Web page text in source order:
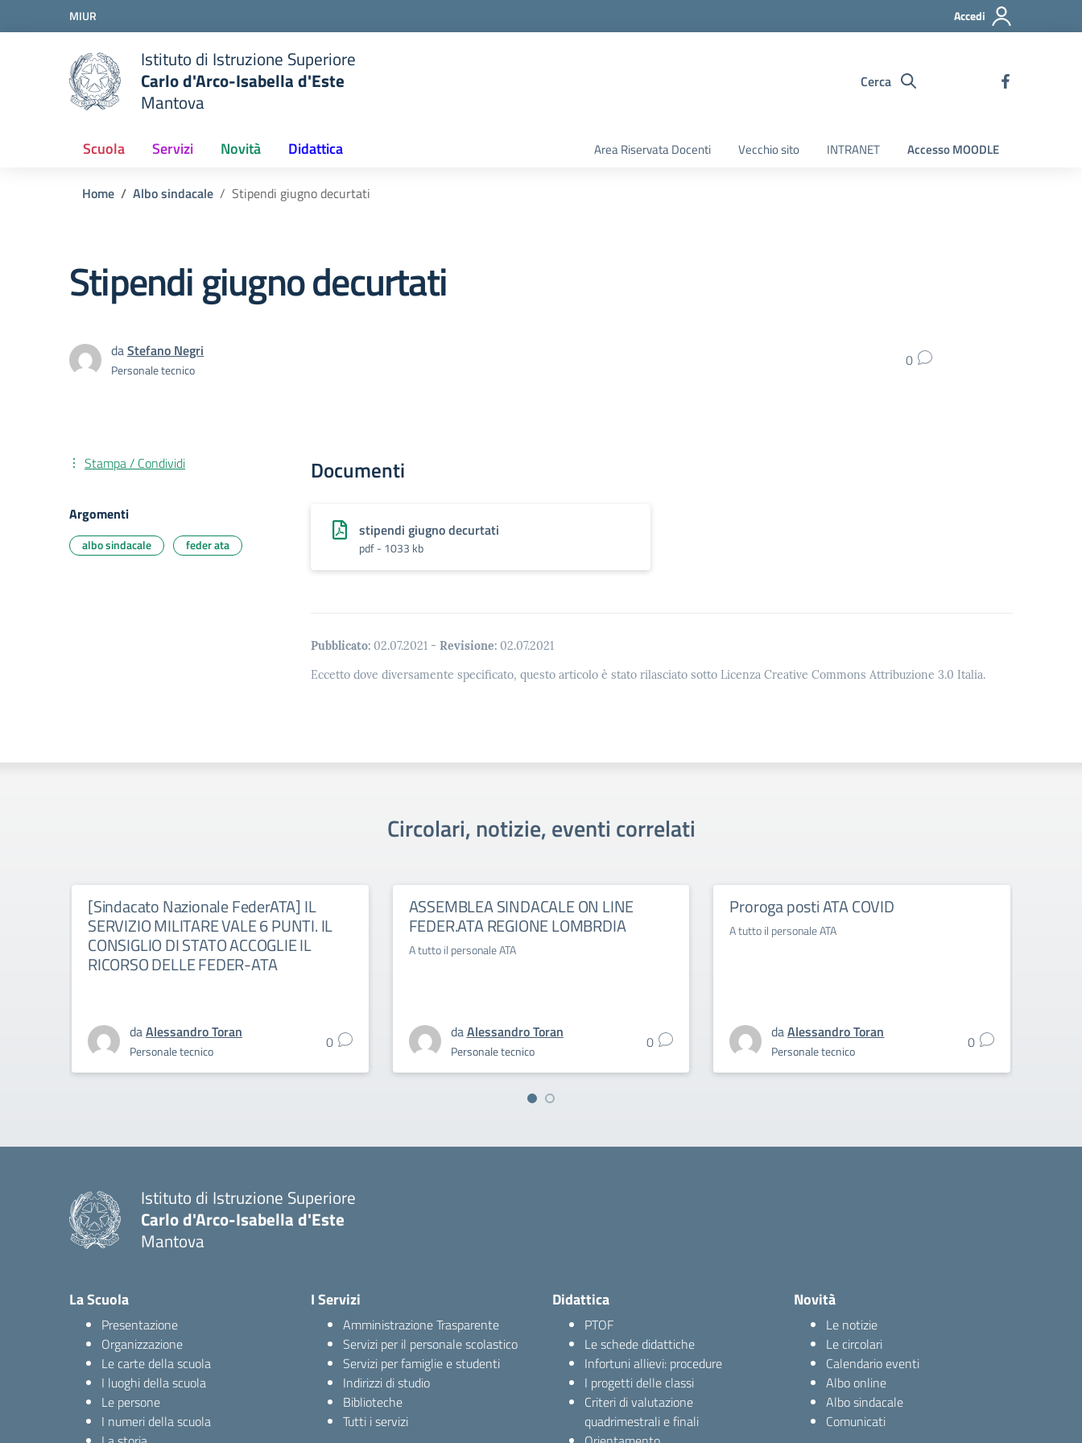
Vai ai contenuti
Vai al menu di navigazione
Vai al footer
MIUR Accedi
Istituto di Istruzione Superiore
Carlo d'Arco-Isabella d'Este
Mantova
Cerca
Area Riservata Docenti Vecchio sito INTRANET Accesso MOODLE
Scuola Servizi Novità Didattica
Home Albo sindacale Stipendi giugno decurtati
Stipendi giugno decurtati
daStefano Negri
Personale tecnico 0
Documenti
stipendi giugno decurtati
pdf - 1033 kb
Pubblicato: 02.07.2021 - Revisione: 02.07.2021
Eccetto dove diversamente specificato, questo articolo è stato rilasciato sotto Licenza Creative Commons Attribuzione 3.0 Italia.
Stampa / Condividi
Argomenti
albo sindacale feder ata
Circolari, notizie, eventi correlati
[Sindacato Nazionale FederATA] IL
SERVIZIO MILITARE VALE 6 PUNTI. IL
CONSIGLIO DI STATO ACCOGLIE IL
RICORSO DELLE FEDER-ATA
daAlessandro Toran
Personale tecnico 0
ASSEMBLEA SINDACALE ON LINE
FEDER.ATA REGIONE LOMBRDIA
A tutto il personale ATA
daAlessandro Toran
Personale tecnico 0
Proroga posti ATA COVID
A tutto il personale ATA
daAlessandro Toran
Personale tecnico 0
Istituto di Istruzione Superiore
Carlo d'Arco-Isabella d'Este
Mantova
La Scuola
Presentazione
Organizzazione
Le carte della scuola
I luoghi della scuola
Le persone
I numeri della scuola
I Servizi
Amministrazione Trasparente
Servizi per il personale scolastico
Servizi per famiglie e studenti
Indirizzi di studio
Biblioteche
Tutti i servizi
Didattica
PTOF
Le schede didattiche
Infortuni allievi: procedure
I progetti delle classi
Criteri di valutazione
quadrimestrali e finali
Novità
Le notizie
Le circolari
Calendario eventi
Albo online
Albo sindacale
Comunicati